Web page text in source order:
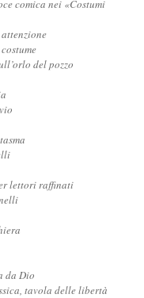
comica nei «Costumi
del pozzo
lettori raffinati
da Dio
tavola delle libertà